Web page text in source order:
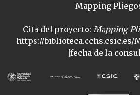
Mapping
Cita del proyecto: Mapping
https://biblioteca.cchs.csic.es/
[fecha de la